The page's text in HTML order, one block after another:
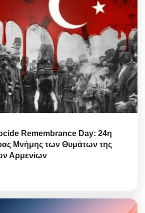
Remembrance Day: 24η
Μνήμης των Θυμάτων της
Αρμενίων